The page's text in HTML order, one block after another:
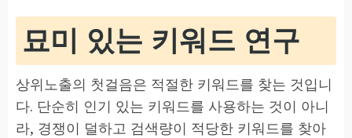
묘미 있는 키워드 연구
상위노출의 첫걸음은 적절한 키워드를 찾는 것입니
다. 단순히 인기 있는 키워드를 사용하는 것이 아니
라, 경쟁이 덜하고 검색량이 적당한 키워드를 찾아